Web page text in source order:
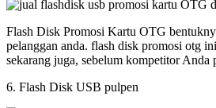
Flash Disk Promosi Kartu OTG
pelanggan anda. flash disk promosi otg
sekarang juga, sebelum kompetitor Anda
6. Flash Disk USB pulpen